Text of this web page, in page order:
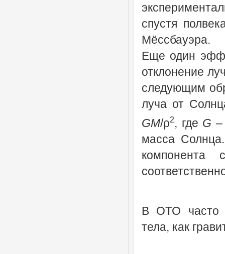
спустя
Мëссбауэра.
Еще один
отклонение
следующим
луча от
GM/ρ2, где G –
масса
В ОТО часто
тела, как